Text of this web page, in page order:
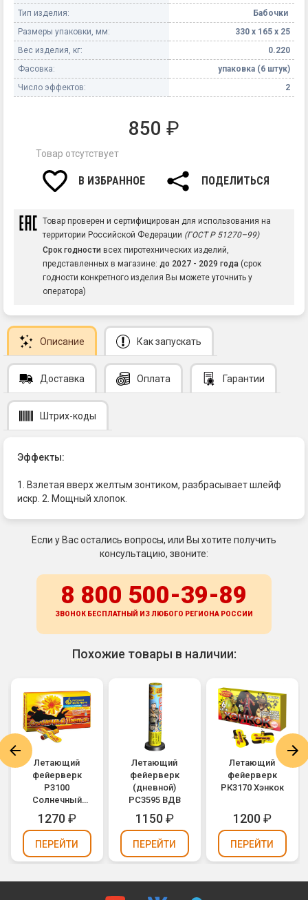
Тип изделия:
Бабочки
Размеры упаковки, мм:
330 х 165 х 25
Вес изделия, кг:
0.220
Фасовка:
упаковка (6 штук)
Число эффектов:
2
850 ₽
Товар отсутствует
В ИЗБРАННОЕ ПОДЕЛИТЬСЯ
Товар проверен и сертифицирован для использования на
территории Российской Федерации (ГОСТ Р 51270–99)
Срок годности всех пиротехнических изделий,
представленных в магазине: до 2027 - 2029 года (срок
годности конкретного изделия Вы можете уточнить у
оператора)
Описание Как запускать
Доставка Оплата Гарантии
Штрих-коды
Эффекты:
1. Взлетая вверх желтым зонтиком, разбрасывает шлейф
искр. 2. Мощный хлопок.
Если у Вас остались вопросы, или Вы хотите получить
консультацию, звоните:
8 800 500-39-89
ЗВОНОК БЕСПЛАТНЫЙ ИЗ ЛЮБОГО РЕГИОНА РОССИИ
Похожие товары в наличии:
Летающий
фейерверк
Р3100
Солнечный
цветок
1270₽
ПЕРЕЙТИ
Летающий
фейерверк
(дневной)
РС3595 ВДВ
1150₽
ПЕРЕЙТИ
Летающий
фейерверк
РК3170 Хэнкок
1200₽
ПЕРЕЙТИ